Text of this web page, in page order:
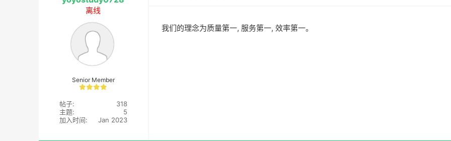
离线
Senior Member
帖子:
318
主题:
5
加入时间:
Jan 2023
我们的理念为质量第一, 服务第一, 效率第一。